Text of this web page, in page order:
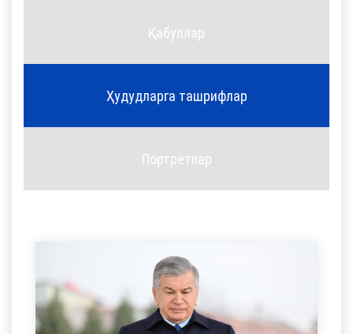
Қабуллар
Ҳудудларга ташрифлар
Портретлар